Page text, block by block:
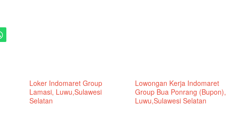
Loker Indomaret Group
Lamasi, Luwu,Sulawesi
Selatan
Lowongan Kerja Indomaret
Group Bua Ponrang (Bupon),
Luwu,Sulawesi Selatan